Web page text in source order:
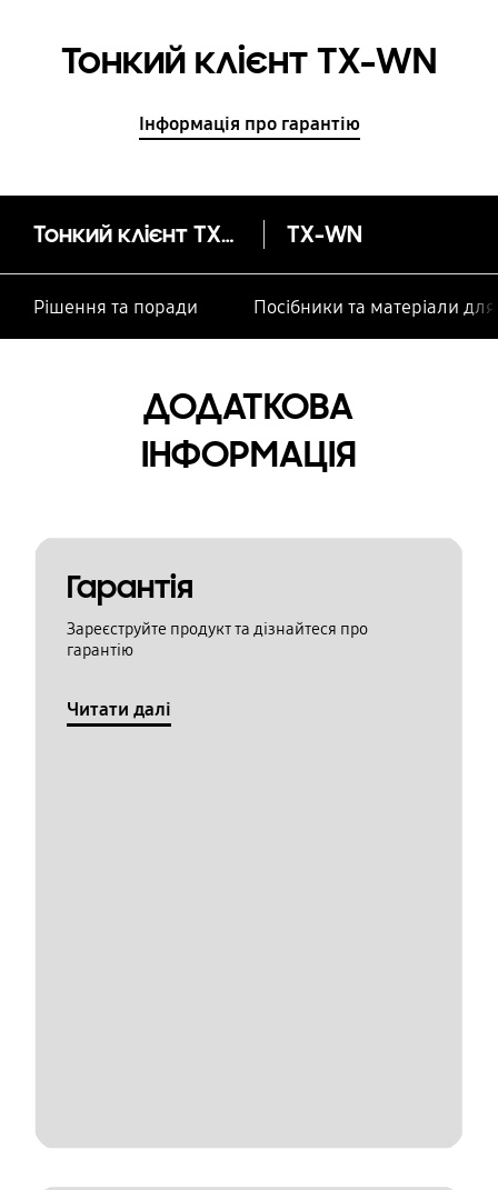
Тонкий клієнт TX-WN
Інформація про гарантію
Тонкий клієнт TX-WN TX-WN
Рішення та поради Посібники та матеріали
ДОДАТКОВА
ІНФОРМАЦІЯ
Гарантія
Зареєструйте продукт та дізнайтеся про
гарантію
Читати далі